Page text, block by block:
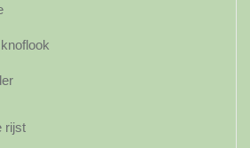
rijst